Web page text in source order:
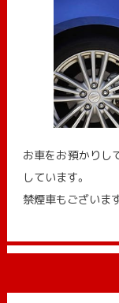
お車をお預かりし
しています。
禁煙車もございま